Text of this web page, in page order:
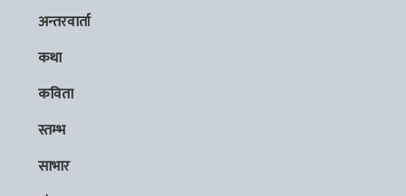
अन्तरवार्ता
कथा
कविता
स्तम्भ
साभार